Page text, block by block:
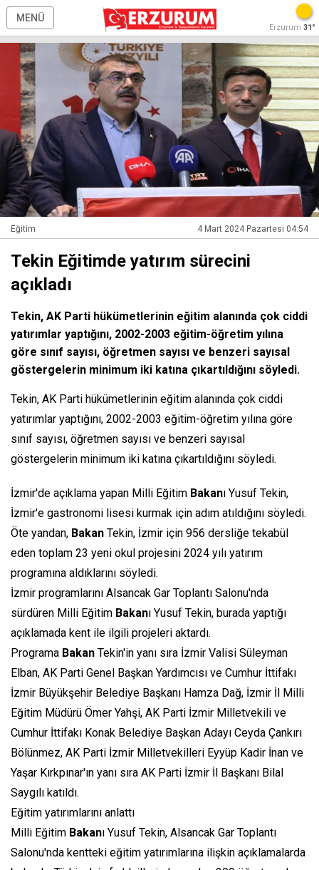
MENÜ
Erzurum 31°
Eğitim 4 Mart 2024 Pazartesi 04:54
Tekin Eğitimde yatırım sürecini
açıkladı
Tekin, AK Parti hükümetlerinin eğitim alanında çok ciddi
yatırımlar yaptığını, 2002-2003 eğitim-öğretim yılına
göre sınıf sayısı, öğretmen sayısı ve benzeri sayısal
göstergelerin minimum iki katına çıkartıldığını söyledi.
Tekin, AK Parti hükümetlerinin eğitim alanında çok ciddi
yatırımlar yaptığını, 2002-2003 eğitim-öğretim yılına göre
sınıf sayısı, öğretmen sayısı ve benzeri sayısal
göstergelerin minimum iki katına çıkartıldığını söyledi.
İzmir'de açıklama yapan Milli Eğitim Bakanı Yusuf Tekin,
İzmir'e gastronomi lisesi kurmak için adım atıldığını söyledi.
Öte yandan, Bakan Tekin, İzmir için 956 dersliğe tekabül
eden toplam 23 yeni okul projesini 2024 yılı yatırım
programına aldıklarını söyledi.
İzmir programlarını Alsancak Gar Toplantı Salonu'nda
sürdüren Milli Eğitim Bakanı Yusuf Tekin, burada yaptığı
açıklamada kent ile ilgili projeleri aktardı.
Programa Bakan Tekin'in yanı sıra İzmir Valisi Süleyman
Elban, AK Parti Genel Başkan Yardımcısı ve Cumhur İttifakı
İzmir Büyükşehir Belediye Başkanı Hamza Dağ, İzmir İl Milli
Eğitim Müdürü Ömer Yahşi, AK Parti İzmir Milletvekili ve
Cumhur İttifakı Konak Belediye Başkan Adayı Ceyda Çankırı
Bölünmez, AK Parti İzmir Milletvekilleri Eyyüp Kadir İnan ve
Yaşar Kırkpınar'ın yanı sıra AK Parti İzmir İl Başkanı Bilal
Saygılı katıldı.
Eğitim yatırımlarını anlattı
Milli Eğitim Bakanı Yusuf Tekin, Alsancak Gar Toplantı
Salonu'nda kentteki eğitim yatırımlarına ilişkin açıklamalarda